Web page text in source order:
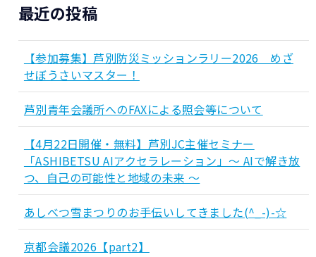
最近の投稿
【参加募集】芦別防災ミッションラリー2026 めざ
せぼうさいマスター！
芦別青年会議所へのFAXによる照会等について
【4月22日開催・無料】芦別JC主催セミナー
「ASHIBETSU AIアクセラレーション」～ AIで解き放
つ、自己の可能性と地域の未来 ～
あしべつ雪まつりのお手伝いしてきました(^_-)-☆
京都会議2026【part2】